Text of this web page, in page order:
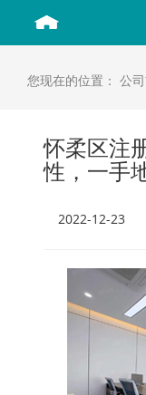
您现在的位置： 公
怀柔区注
性，一手
2022-12-23